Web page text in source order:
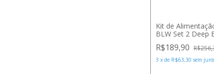
Kit de
BLW Set 2 Deep
R$189,90
3 x de R$63,30 sem